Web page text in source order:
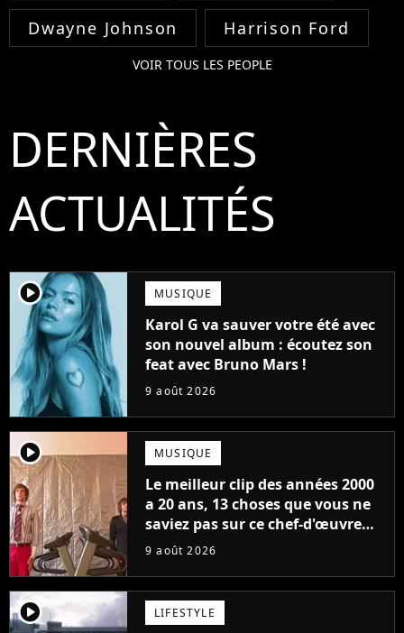
Dwayne Johnson Harrison Ford
VOIR TOUS LES PEOPLE
DERNIÈRES
ACTUALITÉS
player2 MUSIQUE
Karol G va sauver votre été avec
son nouvel album : écoutez son
feat avec Bruno Mars !
9 août 2026
player2 MUSIQUE
Le meilleur clip des années 2000
a 20 ans, 13 choses que vous ne
saviez pas sur ce chef-d'œuvre
qui a révolutionné YouTube
9 août 2026
player2 LIFESTYLE